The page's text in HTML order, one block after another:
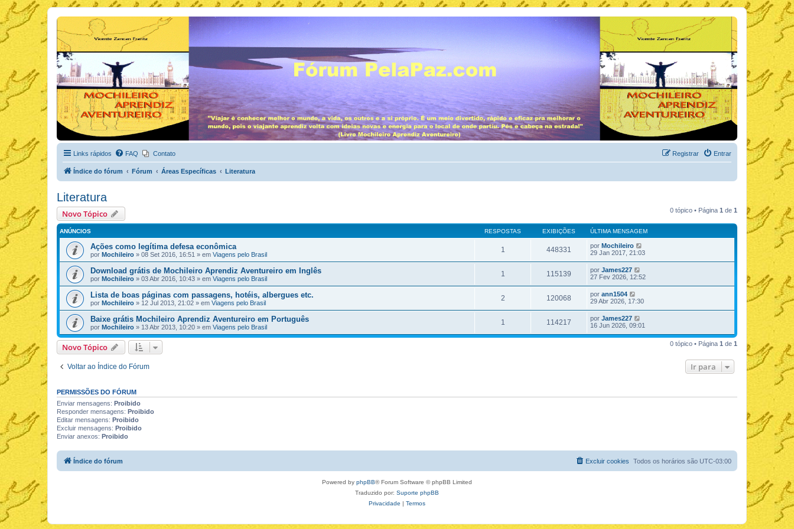
Links rápidos FAQ Contato Entrar
Registrar
Índice do fórum Fórum Áreas Específicas Literatura
Literatura
Novo Tópico 0 tópico • Página 1 de 1
ANÚNCIOS RESPOSTAS EXIBIÇÕES ÚLTIMA MENSAGEM
Ações como legítima defesa econômica
por Mochileiro » 08 Set 2016, 16:51 » em Viagens pelo Brasil
1 448331 por Mochileiro
29 Jan 2017, 21:03
Download grátis de Mochileiro Aprendiz Aventureiro em Inglês
por Mochileiro » 03 Abr 2016, 10:43 » em Viagens pelo Brasil
1 115139 por James227
27 Fev 2026, 12:52
Lista de boas páginas com passagens, hotéis, albergues etc.
por Mochileiro » 12 Jul 2013, 21:02 » em Viagens pelo Brasil
2 120068 por ann1504
29 Abr 2026, 17:30
Baixe grátis Mochileiro Aprendiz Aventureiro em Português
por Mochileiro » 13 Abr 2013, 10:20 » em Viagens pelo Brasil
1 114217 por James227
16 Jun 2026, 09:01
Novo Tópico 0 tópico • Página 1 de 1
Voltar ao Índice do Fórum Ir para
PERMISSÕES DO FÓRUM
Enviar mensagens: Proibido
Responder mensagens: Proibido
Editar mensagens: Proibido
Excluir mensagens: Proibido
Enviar anexos: Proibido
Índice do fórum Todos os horários são UTC-03:00
Excluir cookies
Powered by phpBB® Forum Software © phpBB Limited
Traduzido por: Suporte phpBB
Privacidade | Termos